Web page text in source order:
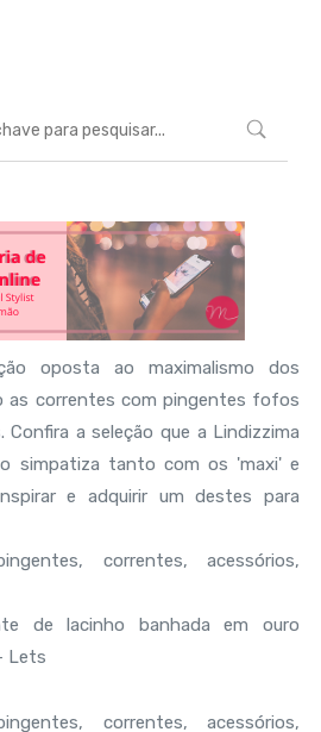
oposta ao maximalismo dos
as correntes com pingentes fofos
Confira a seleção que a Lindizzima
simpatiza tanto com os 'maxi' e
e adquirir um destes para
de lacinho banhada em ouro
Lets